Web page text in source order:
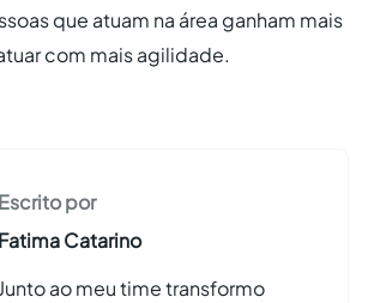
que atuam na área ganham mais
com mais agilidade.
Escrito por
Fatima Catarino
ao meu time transformo